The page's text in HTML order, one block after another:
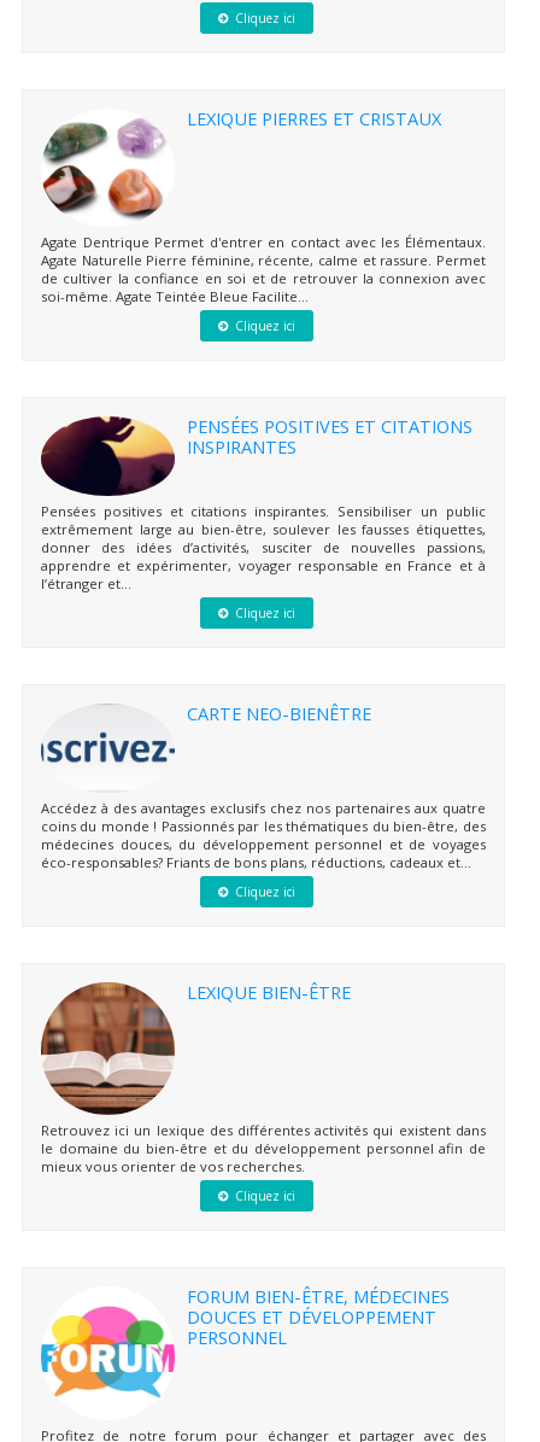
Cliquez ici
LEXIQUE PIERRES ET CRISTAUX
Agate Dentrique Permet d'entrer en contact avec les Élémentaux.
Agate Naturelle Pierre féminine, récente, calme et rassure. Permet
de cultiver la confiance en soi et de retrouver la connexion avec
soi-même. Agate Teintée Bleue Facilite...
Cliquez ici
PENSÉES POSITIVES ET CITATIONS
INSPIRANTES
Pensées positives et citations inspirantes. Sensibiliser un public
extrêmement large au bien-être, soulever les fausses étiquettes,
donner des idées d’activités, susciter de nouvelles passions,
apprendre et expérimenter, voyager responsable en France et à
l’étranger et...
Cliquez ici
CARTE NEO-BIENÊTRE
Accédez à des avantages exclusifs chez nos partenaires aux quatre
coins du monde ! Passionnés par les thématiques du bien-être, des
médecines douces, du développement personnel et de voyages
éco-responsables? Friants de bons plans, réductions, cadeaux et...
Cliquez ici
LEXIQUE BIEN-ÊTRE
Retrouvez ici un lexique des différentes activités qui existent dans
le domaine du bien-être et du développement personnel afin de
mieux vous orienter de vos recherches.
Cliquez ici
FORUM BIEN-ÊTRE, MÉDECINES
DOUCES ET DÉVELOPPEMENT
PERSONNEL
Profitez de notre forum pour échanger et partager avec des